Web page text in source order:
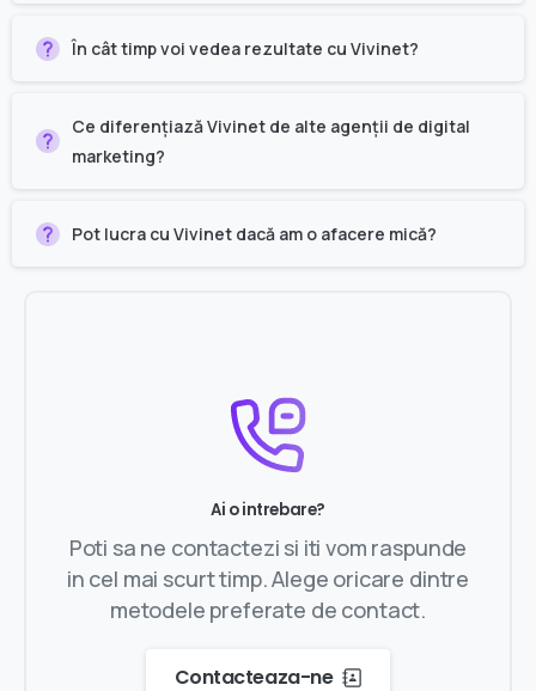
În cât timp voi vedea rezultate cu Vivinet?
Ce diferențiază Vivinet de alte agenții de digital
marketing?
Pot lucra cu Vivinet dacă am o afacere mică?
Ai o intrebare?
Poti sa ne contactezi si iti vom raspunde
in cel mai scurt timp. Alege oricare dintre
metodele preferate de contact.
Contacteaza-ne